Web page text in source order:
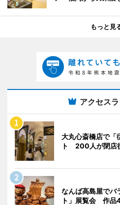
もっと見
アクセス
大丸心斎橋店で「
ト 200人が閉店
なんば高島屋でバ
ト」展覧会 作品